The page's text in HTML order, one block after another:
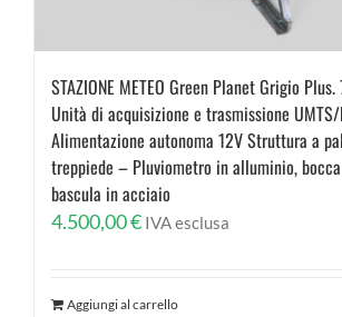
STAZIONE METEO Green Planet Grigio Plus.
Unità di acquisizione e trasmissione UMTS/
Alimentazione autonoma 12V Struttura a
treppiede – Pluviometro in alluminio,
bascula in acciaio
4.500,00€ IVA esclusa
Aggiungi al carrello